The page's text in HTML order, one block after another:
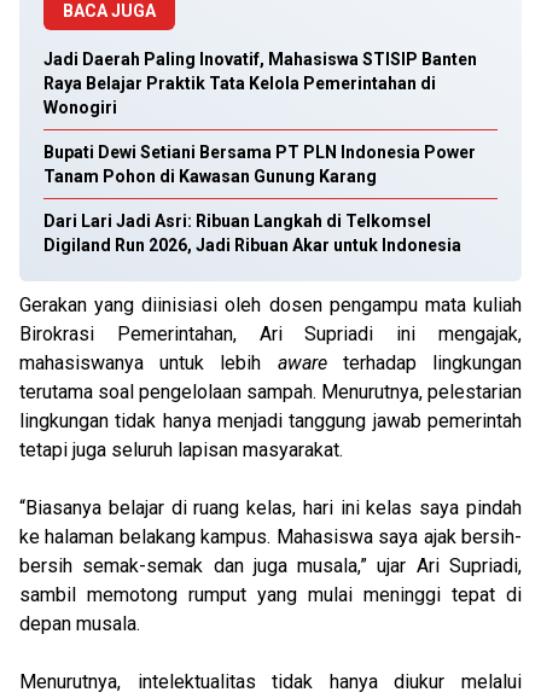
BACA JUGA
Jadi Daerah Paling Inovatif, Mahasiswa STISIP Banten
Raya Belajar Praktik Tata Kelola Pemerintahan di
Wonogiri
Bupati Dewi Setiani Bersama PT PLN Indonesia Power
Tanam Pohon di Kawasan Gunung Karang
Dari Lari Jadi Asri: Ribuan Langkah di Telkomsel
Digiland Run 2026, Jadi Ribuan Akar untuk Indonesia
Gerakan yang diinisiasi oleh dosen pengampu mata kuliah
Birokrasi Pemerintahan, Ari Supriadi ini mengajak,
mahasiswanya untuk lebih aware terhadap lingkungan
terutama soal pengelolaan sampah. Menurutnya, pelestarian
lingkungan tidak hanya menjadi tanggung jawab pemerintah
tetapi juga seluruh lapisan masyarakat.
“Biasanya belajar di ruang kelas, hari ini kelas saya pindah
ke halaman belakang kampus. Mahasiswa saya ajak bersih-
bersih semak-semak dan juga musala,” ujar Ari Supriadi,
sambil memotong rumput yang mulai meninggi tepat di
depan musala.
Menurutnya, intelektualitas tidak hanya diukur melalui